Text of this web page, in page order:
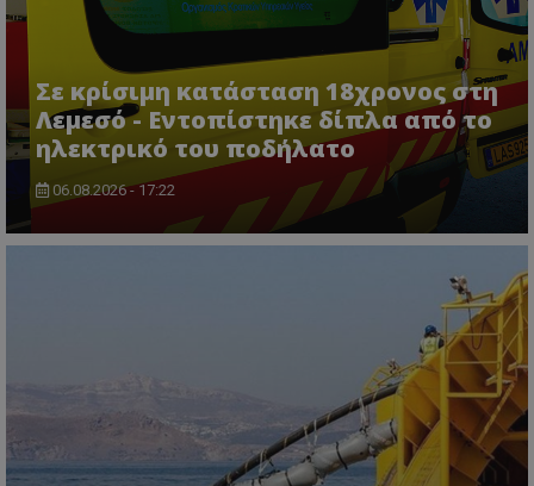
Σε κρίσιμη κατάσταση 18χρονος στη
Λεμεσό - Εντοπίστηκε δίπλα από το
ηλεκτρικό του ποδήλατο
06.08.2026 - 17:22
usprivacy
.lifenewscy.tothemaonline.com